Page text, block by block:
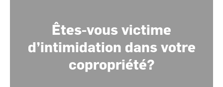
Êtes-vous victime
d’intimidation dans votre
copropriété?